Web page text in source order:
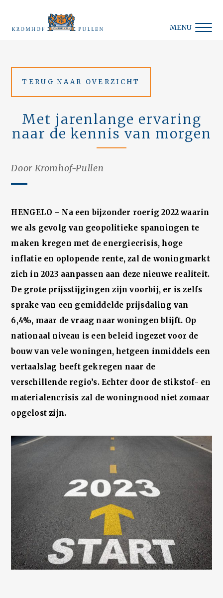
MENU
TERUG NAAR OVERZICHT
Met jarenlange ervaring
naar de kennis van morgen
Door Kromhof-Pullen
HENGELO – Na een bijzonder roerig 2022 waarin
we als gevolg van geopolitieke spanningen te
maken kregen met de energiecrisis, hoge
inflatie en oplopende rente, zal de woningmarkt
zich in 2023 aanpassen aan deze nieuwe realiteit.
De grote prijsstijgingen zijn voorbij, er is zelfs
sprake van een gemiddelde prijsdaling van
6,4%, maar de vraag naar woningen blijft. Op
nationaal niveau is een beleid ingezet voor de
bouw van vele woningen, hetgeen inmiddels een
vertaalslag heeft gekregen naar de
verschillende regio’s. Echter door de stikstof- en
materialencrisis zal de woningnood niet zomaar
opgelost zijn.